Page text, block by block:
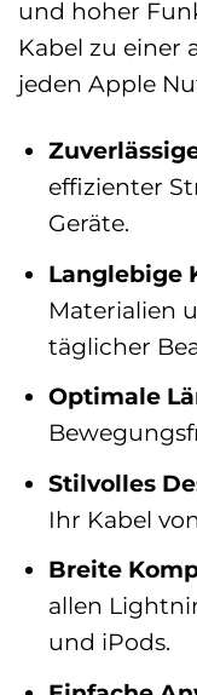
und hoher
Kabel zu einer
jeden Apple
effizienter
Geräte.
Langlebige
Materialien
täglicher
Optimale
Stilvolles
Ihr Kabel
Breite
allen
und iPods.